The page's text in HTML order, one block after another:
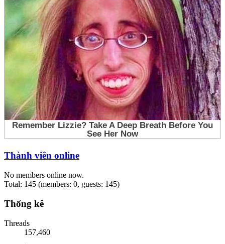
Thành viên online
No members online now.
Total: 145 (members: 0, guests: 145)
Thống kê
Threads
157,460